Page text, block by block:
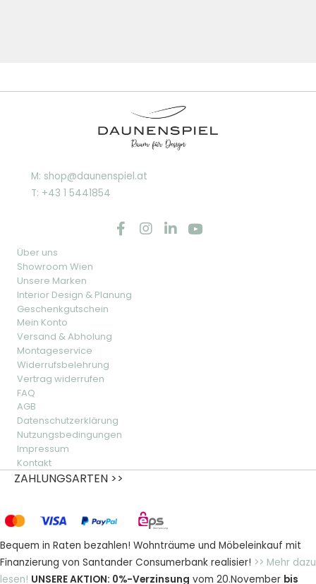
M: shop@daunenspiel.at
T: +43 1 5441854
Über uns
Showroom Wien
Unsere Marken
Interior Design & Planung
Geschenkgutschein
Mein Konto
Versand & Abholung
Montageservice
Widerrufsbelehrung
Vertrag widerrufen
FAQ
AGB
Datenschutzerklärung
Nutzungsbedingungen
Impressum
Kontakt
ZAHLUNGSARTEN >>
Bequem in Raten bezahlen! Wohnträume und Möbeleinkauf mit
Finanzierung von Santander Consumerbank realisier! >> Mehr dazu
lesen! UNSERE AKTION: 0%-Verzinsung vom 20.November bis